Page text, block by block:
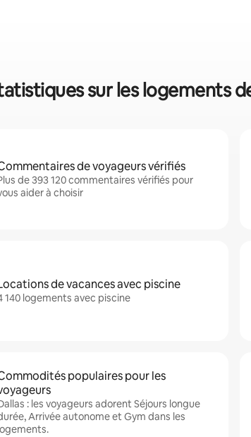
sur les logements
de voyageurs vérifiés
de 393 120 commentaires vérifiés pour
aider à choisir
de vacances avec piscine
140 logements avec piscine
populaires pour les
: les voyageurs adorent Séjours longue
Arrivée autonome et Gym dans les